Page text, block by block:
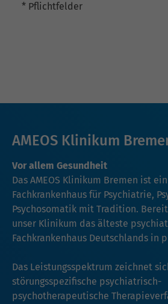
* Pflichtfelder
AMEOS Klinikum
Vor allem Gesundheit
Das AMEOS Klinikum Bremen ist
Fachkrankenhaus für Psychiatrie,
Psychosomatik mit Tradition.
unser Klinikum das älteste
Fachkrankenhaus Deutschlands in
Das Leistungsspektrum zeichnet
störungsspezifische psychiatrisch-
psychotherapeutische